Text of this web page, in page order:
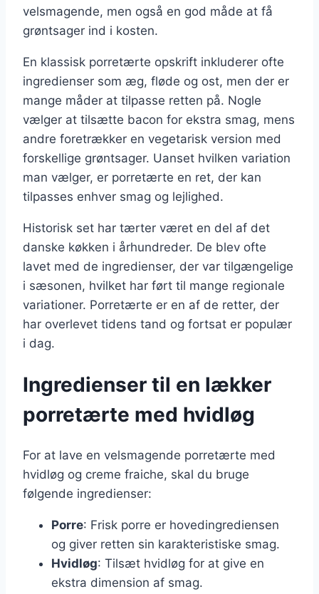
velsmagende, men også en god måde at få
grøntsager ind i kosten.
En klassisk porretærte opskrift inkluderer ofte
ingredienser som æg, fløde og ost, men der er
mange måder at tilpasse retten på. Nogle
vælger at tilsætte bacon for ekstra smag, mens
andre foretrækker en vegetarisk version med
forskellige grøntsager. Uanset hvilken variation
man vælger, er porretærte en ret, der kan
tilpasses enhver smag og lejlighed.
Historisk set har tærter været en del af det
danske køkken i århundreder. De blev ofte
lavet med de ingredienser, der var tilgængelige
i sæsonen, hvilket har ført til mange regionale
variationer. Porretærte er en af de retter, der
har overlevet tidens tand og fortsat er populær
i dag.
Ingredienser til en lækker
porretærte med hvidløg
For at lave en velsmagende porretærte med
hvidløg og creme fraiche, skal du bruge
følgende ingredienser:
Porre: Frisk porre er hovedingrediensen
og giver retten sin karakteristiske smag.
Hvidløg: Tilsæt hvidløg for at give en
ekstra dimension af smag.